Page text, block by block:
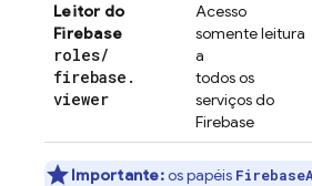
Leitor do
Firebase
roles/
firebase .
viewer
Acesso
somente leitura
a
todos os
serviços do
Firebase
Importante:os papéis